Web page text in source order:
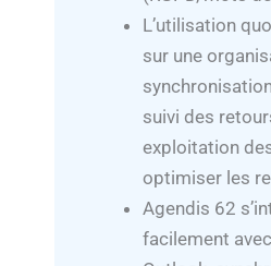
L’utilisation
sur une
suivi des
exploitation
optimiser les
Agendis 62
facilement